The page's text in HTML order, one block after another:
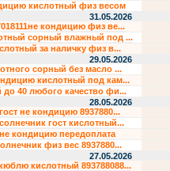
кислотный физ весом
31.05.2026
кондицию физ ве...
сорный влажный под ...
за наличку физ в...
29.05.2026
сорный без масло ...
кислотный под кам...
40 любого качество фи...
28.05.2026
не кондицию 8937880...
гост кислотный...
кондицию передоплата
физ вес 8937880...
27.05.2026
кислотный 893788088...